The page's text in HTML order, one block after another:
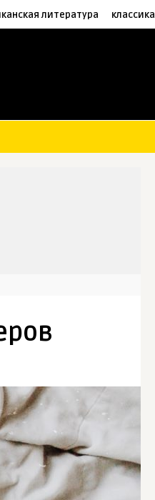
литература классика